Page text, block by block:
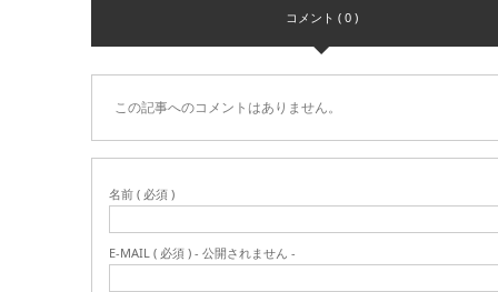
コメント ( 0 )
この記事へのコメントはありません。
名前 ( 必須 )
E-MAIL ( 必須 ) - 公開されません -